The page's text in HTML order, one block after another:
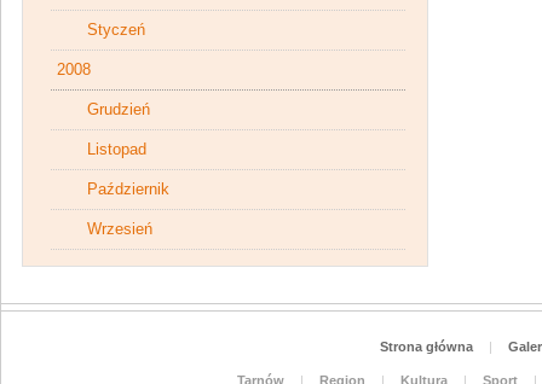
Styczeń
2008
Grudzień
Listopad
Październik
Wrzesień
Strona główna |
Tarnów | Region | Kultura | Sport
|